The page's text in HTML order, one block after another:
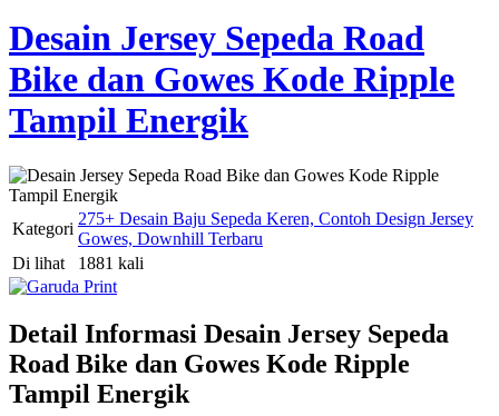
Desain Jersey Sepeda Road
Bike dan Gowes Kode Ripple
Tampil Energik
Kategori
275+ Desain Baju Sepeda Keren, Contoh Design Jersey
Gowes, Downhill Terbaru
Di lihat
1881 kali
Detail Informasi Desain Jersey Sepeda
Road Bike dan Gowes Kode Ripple
Tampil Energik